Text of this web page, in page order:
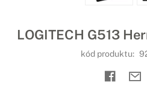
LOGITECH G513
kód produktu: